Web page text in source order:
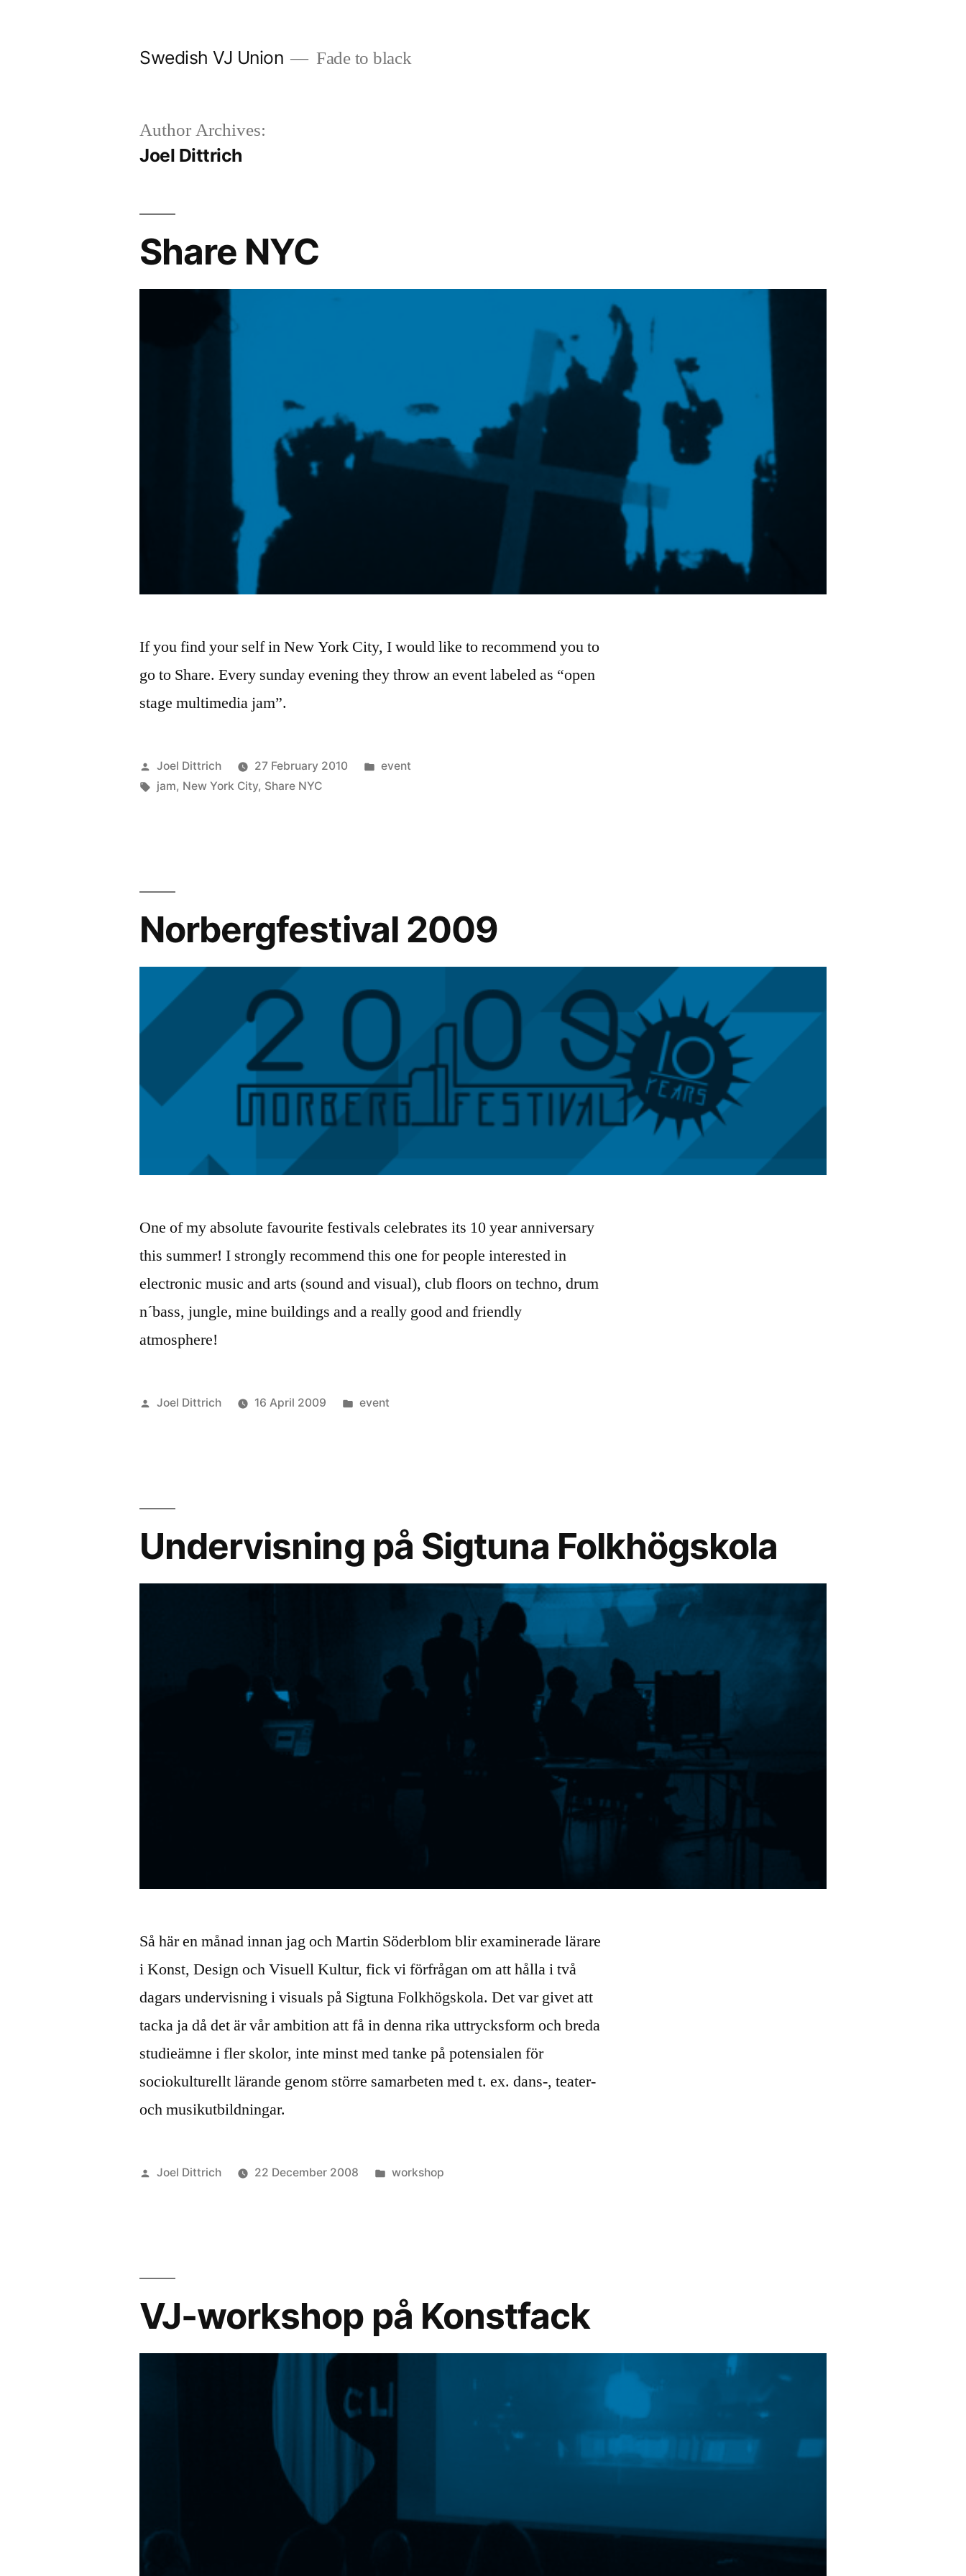
Swedish VJ Union Fade to black
Author Archives:
Joel Dittrich
Share NYC
If you find your self in New York City, I would like to recommend you to
go to Share. Every sunday evening they throw an event labeled as “open
stage multimedia jam”.
Posted
by
Joel Dittrich 27 February 2010
Posted
event
Tags:
jam, New York City, Share NYC
Norbergfestival 2009
One of my absolute favourite festivals celebrates its 10 year anniversary
this summer! I strongly recommend this one for people interested in
electronic music and arts (sound and visual), club floors on techno, drum
n´bass, jungle, mine buildings and a really good and friendly
atmosphere!
Posted
Joel Dittrich 16 April 2009
Posted
event
Undervisning på Sigtuna Folkhögskola
Så här en månad innan jag och Martin Söderblom blir examinerade lärare
i Konst, Design och Visuell Kultur, fick vi förfrågan om att hålla i två
dagars undervisning i visuals på Sigtuna Folkhögskola. Det var givet att
tacka ja då det är vår ambition att få in denna rika uttrycksform och breda
studieämne i fler skolor, inte minst med tanke på potensialen för
sociokulturellt lärande genom större samarbeten med t. ex. dans-, teater-
och musikutbildningar.
Posted
Joel Dittrich 22 December 2008
Posted
workshop
VJ-workshop på Konstfack